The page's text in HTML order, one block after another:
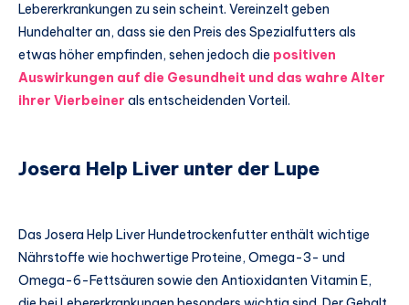
Lebererkrankungen zu sein scheint. Vereinzelt geben
Hundehalter an, dass sie den Preis des Spezialfutters als
etwas höher empfinden, sehen jedoch die positiven
Auswirkungen auf die Gesundheit und das wahre Alter
ihrer Vierbeiner als entscheidenden Vorteil.
Josera Help Liver unter der Lupe
Das Josera Help Liver Hundetrockenfutter enthält wichtige
Nährstoffe wie hochwertige Proteine, Omega-3- und
Omega-6-Fettsäuren sowie den Antioxidanten Vitamin E,